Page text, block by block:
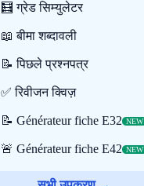
🧮 ग्रेड सिम्युलेटर
📖 बीमा शब्दावली
📝 पिछले प्रश्नपत्र
✅ रिवीजन क्विज़
📝 Générateur fiche E32 NEW
🚨 Générateur fiche E42 NEW